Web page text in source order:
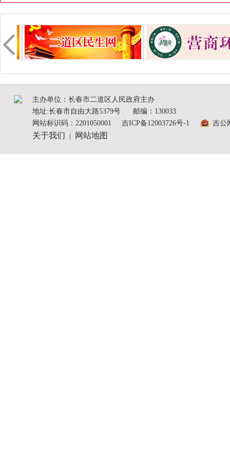
主办单位：长春市二道区人民政府主办
地址:长春市自由大路5379号
邮编：130033
网站标识码：2201050001
吉ICP备12003726号-1 吉公
关于我们 网站地图